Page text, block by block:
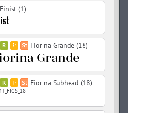
Finist (1)
Fiorina Grande (18)
Fiorina Subhead (18)